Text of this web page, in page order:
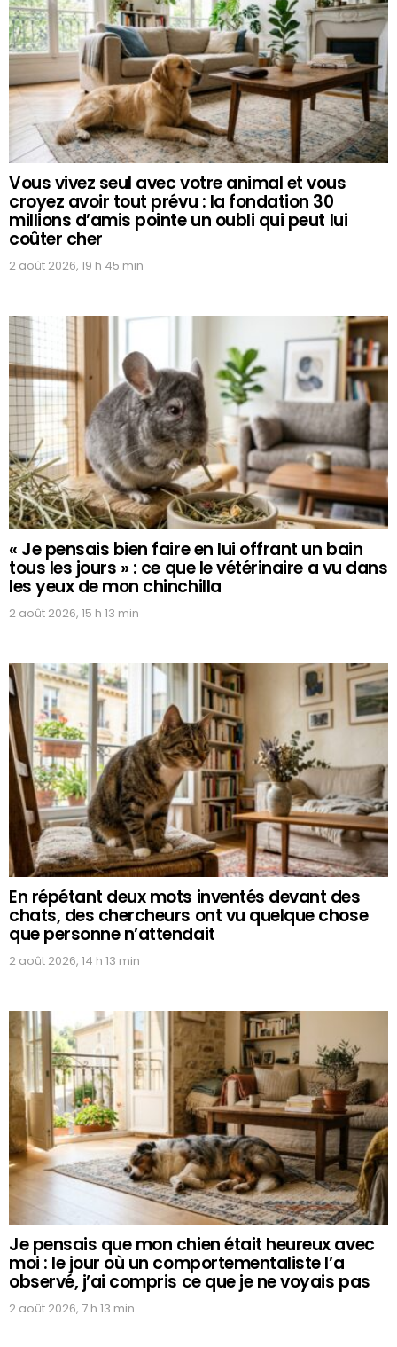
Vous vivez seul avec votre animal et vous
croyez avoir tout prévu : la fondation 30
millions d’amis pointe un oubli qui peut lui
coûter cher
2 août 2026, 19 h 45 min
« Je pensais bien faire en lui offrant un bain
tous les jours » : ce que le vétérinaire a vu dans
les yeux de mon chinchilla
2 août 2026, 15 h 13 min
En répétant deux mots inventés devant des
chats, des chercheurs ont vu quelque chose
que personne n’attendait
2 août 2026, 14 h 13 min
Je pensais que mon chien était heureux avec
moi : le jour où un comportementaliste l’a
observé, j’ai compris ce que je ne voyais pas
2 août 2026, 7 h 13 min